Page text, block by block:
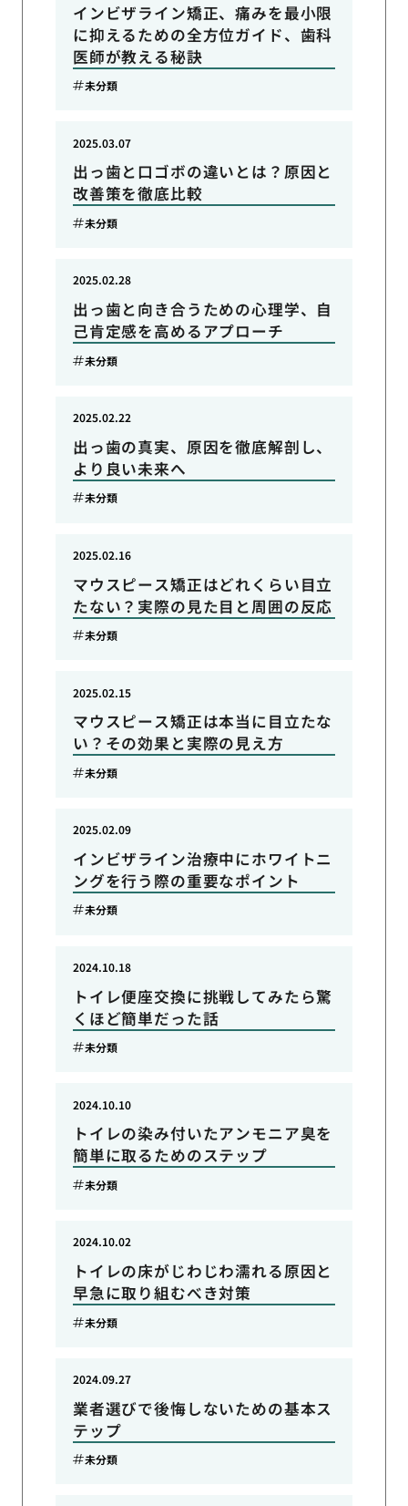
インビザライン矯正、痛みを最小限
に抑えるための全方位ガイド、歯科
医師が教える秘訣
未分類
出っ歯と口ゴボの違いとは？原因と
改善策を徹底比較
2025.03.07
未分類
出っ歯と向き合うための心理学、自
己肯定感を高めるアプローチ
2025.02.28
未分類
出っ歯の真実、原因を徹底解剖し、
より良い未来へ
2025.02.22
未分類
マウスピース矯正はどれくらい目立
たない？実際の見た目と周囲の反応
2025.02.16
未分類
マウスピース矯正は本当に目立たな
い？その効果と実際の見え方
2025.02.15
未分類
インビザライン治療中にホワイトニ
ングを行う際の重要なポイント
2025.02.09
未分類
トイレ便座交換に挑戦してみたら驚
くほど簡単だった話
2024.10.18
未分類
トイレの染み付いたアンモニア臭を
簡単に取るためのステップ
2024.10.10
未分類
トイレの床がじわじわ濡れる原因と
早急に取り組むべき対策
2024.10.02
未分類
業者選びで後悔しないための基本ス
テップ
2024.09.27
未分類